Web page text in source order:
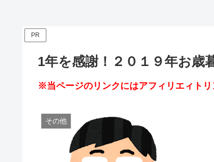
PR
1年を感謝！２０１９年お歳
※当ページのリンクにはアフィリエィトリ
その他